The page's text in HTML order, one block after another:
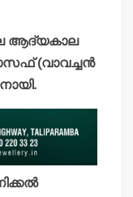
ആദ്യകാല
(വാവച്ചന്‍